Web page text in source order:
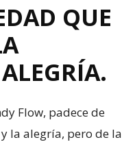
QUE
Flow, padece de
la alegría, pero de la